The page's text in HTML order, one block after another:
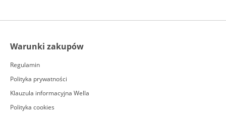
Warunki zakupów
Regulamin
Polityka prywatności
Klauzula informacyjna Wella
Polityka cookies